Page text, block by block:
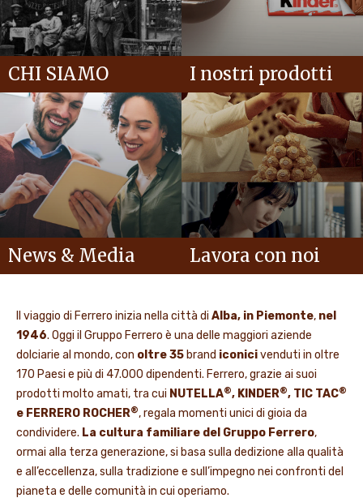
CHI SIAMO I nostri prodotti
News & Media Lavora con noi
Il viaggio di Ferrero inizia nella città di Alba, in Piemonte, nel
1946. Oggi il Gruppo Ferrero è una delle maggiori aziende
dolciarie al mondo, con oltre 35 brand iconicivenduti in oltre
170 Paesi e più di 47.000 dipendenti. Ferrero, grazie ai suoi
prodotti molto amati, tra cui NUTELLA®, KINDER®, TIC TAC®
e FERRERO ROCHER®, regala momenti unici di gioia da
condividere. La cultura familiare del Gruppo Ferrero,
ormai alla terza generazione, si basa sulla dedizione alla qualità
e all’eccellenza, sulla tradizione e sull’impegno nei confronti del
pianeta e delle comunità in cui operiamo.